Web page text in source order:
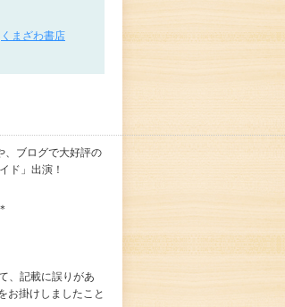
くまざわ書店
ブログで大好評の
ド」出演！
、記載に誤りがあ
お掛けしましたこと